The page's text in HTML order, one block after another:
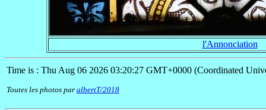
l'Annonciation
Time is : Thu Aug 06 2026 03:20:27 GMT+0000 (Coordinated
Toutes les photos par albertT/2018